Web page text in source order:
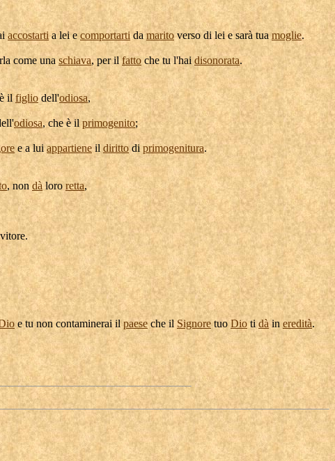
accostarti a lei e comportartidamarito verso di lei e sarà tua moglie.
come unaschiava, per ilfatto che tu l'hai disonorata.
il figlio dell'odiosa,
odiosa, che è il primogenito;
e a luiappartiene il diritto di primogenitura.
, non dà loro retta,
.
e tu non contamineraiilpaese che il Signore tuo Dioti dà in eredità.